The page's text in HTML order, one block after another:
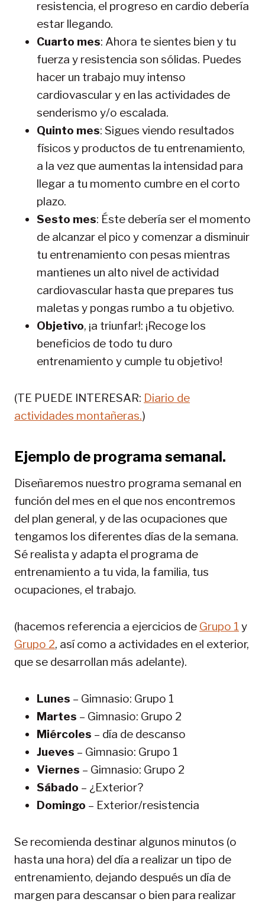
resistencia, el progreso en cardio debería
estar llegando.
Cuarto mes: Ahora te sientes bien y tu
fuerza y resistencia son sólidas. Puedes
hacer un trabajo muy intenso
cardiovascular y en las actividades de
senderismo y/o escalada.
Quinto mes: Sigues viendo resultados
físicos y productos de tu entrenamiento,
a la vez que aumentas la intensidad para
llegar a tu momento cumbre en el corto
plazo.
Sesto mes: Éste debería ser el momento
de alcanzar el pico y comenzar a disminuir
tu entrenamiento con pesas mientras
mantienes un alto nivel de actividad
cardiovascular hasta que prepares tus
maletas y pongas rumbo a tu objetivo.
Objetivo, ¡a triunfar!: ¡Recoge los
beneficios de todo tu duro
entrenamiento y cumple tu objetivo!
(TE PUEDE INTERESAR: Diario de
actividades montañeras.)
Ejemplo de programa semanal.
Diseñaremos nuestro programa semanal en
función del mes en el que nos encontremos
del plan general, y de las ocupaciones que
tengamos los diferentes días de la semana.
Sé realista y adapta el programa de
entrenamiento a tu vida, la familia, tus
ocupaciones, el trabajo.
(hacemos referencia a ejercicios de Grupo 1 y
Grupo 2, así como a actividades en el exterior,
que se desarrollan más adelante).
Lunes – Gimnasio: Grupo 1
Martes – Gimnasio: Grupo 2
Miércoles – día de descanso
Jueves – Gimnasio: Grupo 1
Viernes – Gimnasio: Grupo 2
Sábado – ¿Exterior?
Domingo – Exterior/resistencia
Se recomienda destinar algunos minutos (o
hasta una hora) del día a realizar un tipo de
entrenamiento, dejando después un día de
margen para descansar o bien para realizar